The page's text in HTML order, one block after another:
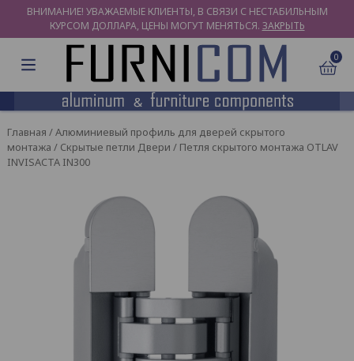
ВНИМАНИЕ! УВАЖАЕМЫЕ КЛИЕНТЫ, В СВЯЗИ С НЕСТАБИЛЬНЫМ
КУРСОМ ДОЛЛАРА, ЦЕНЫ МОГУТ МЕНЯТЬСЯ. ЗАКРЫТЬ
0
Главная /Алюминиевый профиль для дверей скрытого
монтажа / Скрытые петли Двери / Петля скрытого монтажа OTLAV
INVISACTA IN300